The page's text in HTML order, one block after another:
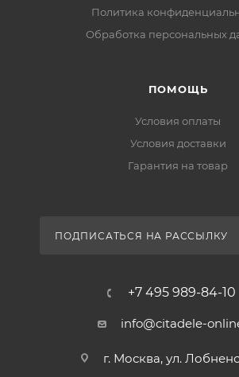
Политика
Обработка персональных
ПОМОЩЬ
Условия оплаты
Условия доставки
Гарантия на товар
ПОДПИСАТЬСЯ НА РАССЫЛКУ
+7 495 989-84-10
info@citadele-
г. Москва, ул.